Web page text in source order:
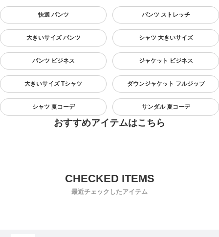
快適 パンツ パンツ ストレッチ
大きいサイズ パンツ シャツ 大きいサイズ
パンツ ビジネス ジャケット ビジネス
大きいサイズ Tシャツ ダウンジャケット フルジップ
シャツ 夏コーデ サンダル 夏コーデ
おすすめアイテムはこちら
最近チェックしたアイテム